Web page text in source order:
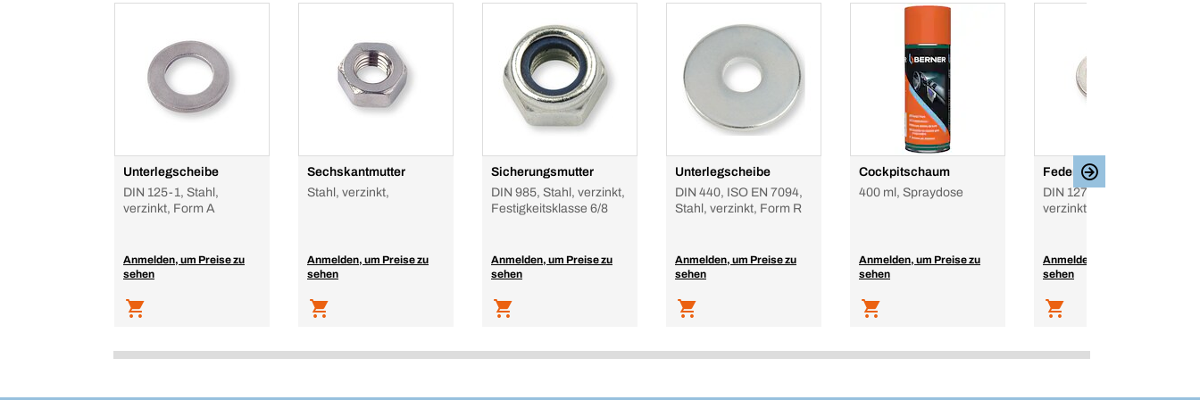
Unterlegscheibe
DIN 125-1, Stahl,
verzinkt, Form A
Anmelden, um Preise zu
sehen
Sechskantmutter
Stahl, verzinkt,
Anmelden, um Preise zu
sehen
Sicherungsmutter
DIN 985, Stahl, verzinkt,
Festigkeitsklasse 6/8
Anmelden, um Preise zu
sehen
Unterlegscheibe
DIN 440, ISO EN 7094,
Stahl, verzinkt, Form R
Anmelden, um Preise zu
sehen
Cockpitschaum
400 ml, Spraydose
Anmelden, um Preise zu
sehen
Federring
DIN 127, Federstahl,
verzinkt, Form B
Anmelden, um Preise zu
sehen